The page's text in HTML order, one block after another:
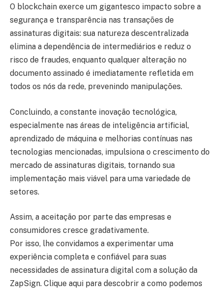
O blockchain exerce um gigantesco impacto sobre a
segurança e transparência nas transações de
assinaturas digitais: sua natureza descentralizada
elimina a dependência de intermediários e reduz o
risco de fraudes, enquanto qualquer alteração no
documento assinado é imediatamente refletida em
todos os nós da rede, prevenindo manipulações.
Concluindo, a constante inovação tecnológica,
especialmente nas áreas de inteligência artificial,
aprendizado de máquina e melhorias contínuas nas
tecnologias mencionadas, impulsiona o crescimento do
mercado de assinaturas digitais, tornando sua
implementação mais viável para uma variedade de
setores.
Assim, a aceitação por parte das empresas e
consumidores cresce gradativamente.
Por isso, lhe convidamos a experimentar uma
experiência completa e confiável para suas
necessidades de assinatura digital com a solução da
ZapSign. Clique aqui para descobrir a como podemos